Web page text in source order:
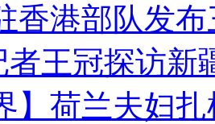
香港部队发
者王冠探访新
】荷兰夫妇